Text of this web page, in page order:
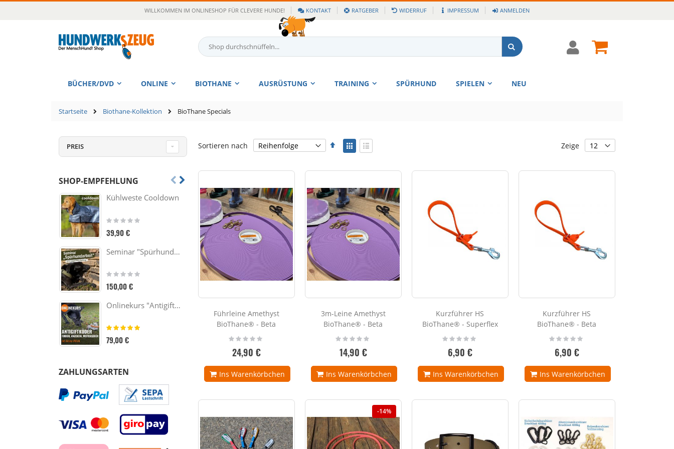
springen
WILLKOMMEN IM ONLINESHOP FÜR CLEVERE HUNDE! KONTAKT RATGEBER WIDERRUF IMPRESSUM ANMELDEN
Suche
Suche Cart
BÜCHER/DVD ONLINE BIOTHANE AUSRÜSTUNG TRAINING SPÜRHUND SPIELEN NEU
Startseite Biothane-Kollektion BioThane Specials
Sortieren nach
Absteigend
sortieren
Anzeigen
als
Zeige
Führleine Amethyst
BioThane® - Beta
Rating:
24,90 €
Ins Warenkörbchen
3m-Leine Amethyst
BioThane® - Beta
Rating:
14,90 €
Ins Warenkörbchen
Kurzführer HS
BioThane® - Superflex
Rating:
6,90 €
Ins Warenkörbchen
Kurzführer HS
BioThane® - Beta
Rating:
6,90 €
Ins Warenkörbchen
-14%
PREIS
SHOP-EMPFEHLUNG
Kühlweste Cooldown
Rating:
0%
39,90 €
Seminar "Spürhundarbeit" vom 30.10. - 01.11.26
Rating:
0%
150,00 €
Onlinekurs "Antigiftködertraining"
Bewertung:
79,00 €
Kühlweste Cool Dog
Rating:
0%
24,90 €
ZAHLUNGSARTEN